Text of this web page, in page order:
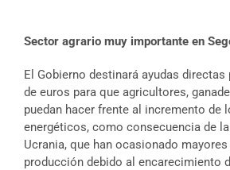
Sector agrario muy importante en
El Gobierno destinará ayudas
de euros para que agricultores,
puedan hacer frente al incremento de
energéticos, como consecuencia de
Ucrania, que han ocasionado
producción debido al encarecimiento